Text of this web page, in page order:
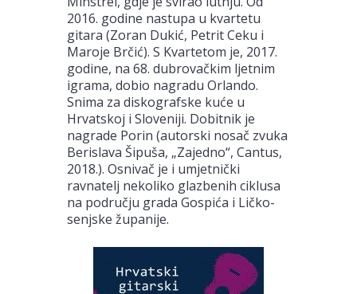
2016. godine nastupa u kvartetu
gitara (Zoran Dukić, Petrit Ceku i
Maroje Brčić). S Kvartetom je, 2017.
godine, na 68. dubrovačkim ljetnim
igrama, dobio nagradu Orlando.
Snima za diskografske kuće u
Hrvatskoj i Sloveniji. Dobitnik je
nagrade Porin (autorski nosač zvuka
Berislava Šipuša, „Zajedno“, Cantus,
2018.). Osnivač je i umjetnički
ravnatelj nekoliko glazbenih ciklusa
na području grada Gospića i Ličko-
senjske županije.